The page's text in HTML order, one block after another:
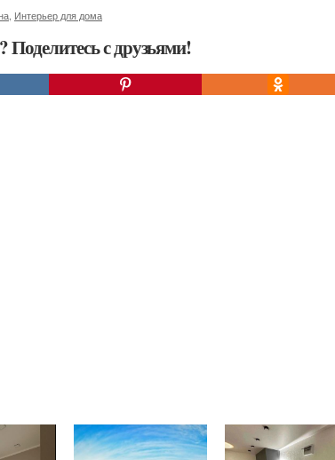
Интерьер для дома
Поделитесь с друзьями!